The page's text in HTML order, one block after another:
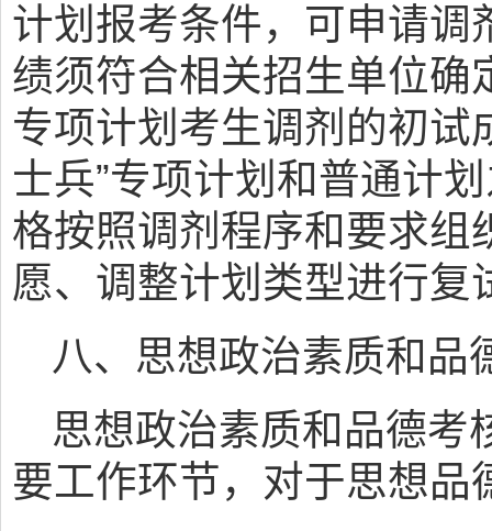
计划报考条件，可申请调
绩须符合相关招生单位确
专项计划考生调剂的初试
士兵”专项计划和普通计
格按照调剂程序和要求组
愿、调整计划类型进行复
八、思想政治素质和品
思想政治素质和品德考
要工作环节，对于思想品